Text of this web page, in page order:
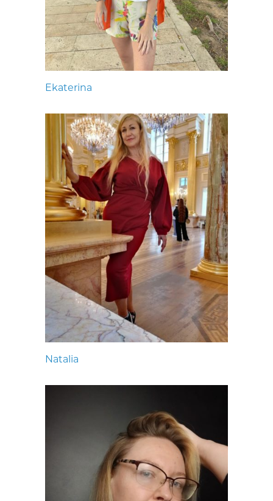
Ekaterina
Natalia